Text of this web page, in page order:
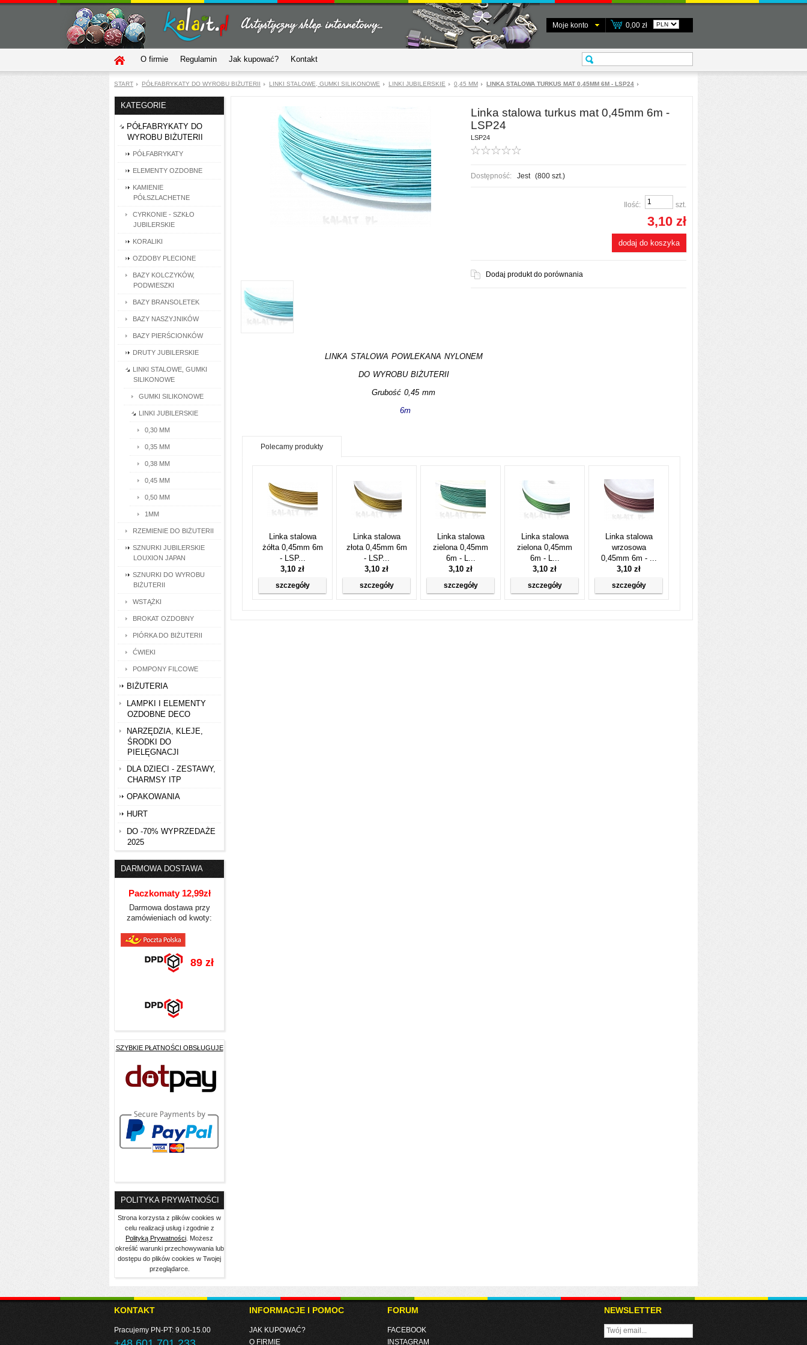
Moje konto 0,00 zł
O firmie Regulamin Jak kupować? Kontakt
START PÓŁFABRYKATY DO WYROBU BIŻUTERII LINKI STALOWE, GUMKI SILIKONOWE LINKI JUBILERSKIE 0,45 MM LINKA STALOWA TURKUS MAT 0,45MM 6M - LSP24
KATEGORIE
PÓŁFABRYKATY DO
WYROBU BIŻUTERII
PÓŁFABRYKATY
ELEMENTY OZDOBNE
KAMIENIE
PÓŁSZLACHETNE
CYRKONIE - SZKŁO
JUBILERSKIE
KORALIKI
OZDOBY PLECIONE
BAZY KOLCZYKÓW,
PODWIESZKI
BAZY BRANSOLETEK
BAZY NASZYJNIKÓW
BAZY PIERŚCIONKÓW
DRUTY JUBILERSKIE
LINKI STALOWE, GUMKI
SILIKONOWE
GUMKI SILIKONOWE
LINKI JUBILERSKIE
0,30 MM
0,35 MM
0,38 MM
0,45 MM
0,50 MM
1MM
RZEMIENIE DO BIŻUTERII
SZNURKI JUBILERSKIE
LOUXION JAPAN
SZNURKI DO WYROBU
BIŻUTERII
WSTĄŻKI
BROKAT OZDOBNY
PIÓRKA DO BIŻUTERII
ĆWIEKI
POMPONY FILCOWE
BIŻUTERIA
LAMPKI I ELEMENTY
OZDOBNE DECO
NARZĘDZIA, KLEJE,
ŚRODKI DO
PIELĘGNACJI
DLA DZIECI - ZESTAWY,
CHARMSY ITP
OPAKOWANIA
HURT
DO -70% WYPRZEDAŻE
2025
DARMOWA DOSTAWA
Paczkomaty 12,99zł
Darmowa dostawa przy
zamówieniach od kwoty:
89 zł
SZYBKIE PŁATNOŚCI OBSŁUGUJE
POLITYKA PRYWATNOŚCI
Strona korzysta z plików cookies w
celu realizacji usług i zgodnie z
Polityką Prywatności . Możesz
określić warunki przechowywania lub
dostępu do plików cookies w Twojej
przeglądarce.
Linka stalowa turkus mat 0,45mm 6m -
LSP24
LSP24
Dostępność: Jest (800 szt.)
Ilość: szt.
3,10 zł
dodaj do koszyka
Dodaj produkt do porównania
LINKA STALOWA POWLEKANA NYLONEM
DO WYROBU BIŻUTERII
Grubość 0,45 mm
6m
Polecamy produkty
Linka stalowa
żółta 0,45mm 6m
- LSP...
3,10 zł
szczegóły
Linka stalowa
złota 0,45mm 6m
- LSP...
3,10 zł
szczegóły
Linka stalowa
zielona 0,45mm
6m - L...
3,10 zł
szczegóły
Linka stalowa
zielona 0,45mm
6m - L...
3,10 zł
szczegóły
Linka stalowa
wrzosowa
0,45mm 6m - ...
3,10 zł
szczegóły
KONTAKT
Pracujemy PN-PT: 9.00-15.00
INFORMACJE I POMOC
JAK KUPOWAĆ?
O FIRMIE
FORUM
FACEBOOK
INSTAGRAM
NEWSLETTER